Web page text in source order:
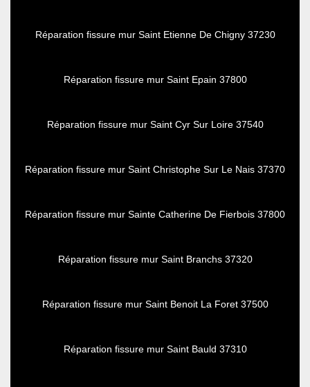
Réparation fissure mur Saint Etienne De Chigny 37230
Réparation fissure mur Saint Epain 37800
Réparation fissure mur Saint Cyr Sur Loire 37540
Réparation fissure mur Saint Christophe Sur Le Nais 37370
Réparation fissure mur Sainte Catherine De Fierbois 37800
Réparation fissure mur Saint Branchs 37320
Réparation fissure mur Saint Benoit La Foret 37500
Réparation fissure mur Saint Bauld 37310